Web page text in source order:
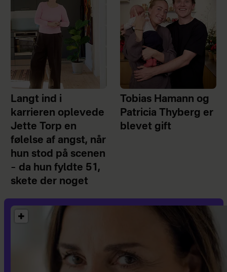
Langt ind i
karrieren oplevede
Jette Torp en
følelse af angst, når
hun stod på scenen
– da hun fyldte 51,
skete der noget
Tobias Hamann og
Patricia Thyberg er
blevet gift